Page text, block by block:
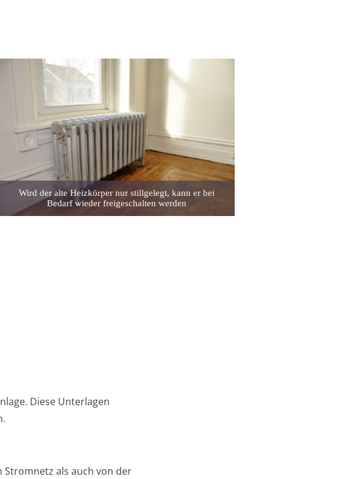
Wird der alte Heizkörper nur stillgelegt, kann er bei
Bedarf wieder freigeschalten werden
Diese Unterlagen
Stromnetz als auch von der